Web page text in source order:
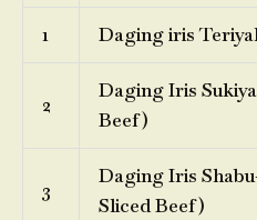
1 Daging iris
2
Daging Iris
Beef)
3
Daging Iris
Sliced Beef)